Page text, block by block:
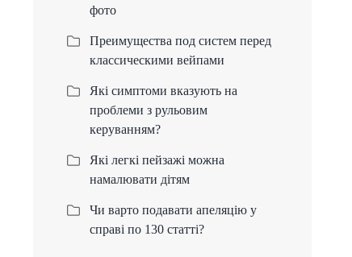
фото
Преимущества под систем перед
классическими вейпами
Які симптоми вказують на
проблеми з рульовим
керуванням?
Які легкі пейзажі можна
намалювати дітям
Чи варто подавати апеляцію у
справі по 130 статті?